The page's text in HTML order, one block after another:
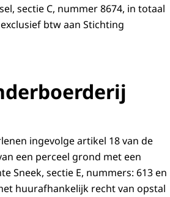
sectie C, nummer 8674, in totaal
btw aan Stichting
ingevolge artikel 18 van de
een perceel grond met een
Sneek, sectie E, nummers: 613 en
huurafhankelijk recht van opstal